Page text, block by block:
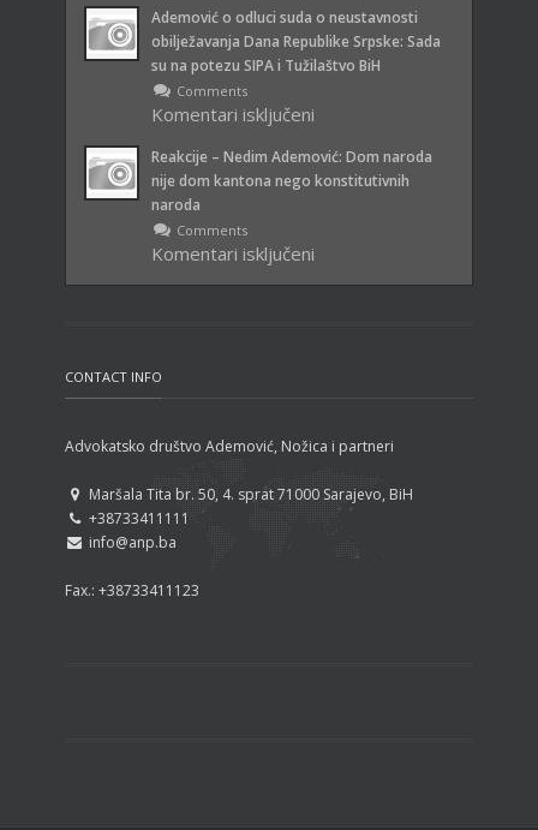
Konjević Polju
Ademović o odluci suda o neustavnosti
obilježavanja Dana Republike Srpske: Sada
su na potezu SIPA i Tužilaštvo BiH
Komentari isključeni
neustavnosti obilježavanja Dana
Republike Srpske: Sada su na
potezu SIPA i Tužilaštvo BiH
Comments
Reakcije – Nedim Ademović: Dom naroda
nije dom kantona nego konstitutivnih
naroda
Komentari isključeni
Comments
CONTACT INFO
Advokatsko društvo Ademović, Nožica i partneri
Maršala Tita br. 50, 4. sprat 71000 Sarajevo, BiH
+38733411111
info@anp.ba
Fax.: +38733411123